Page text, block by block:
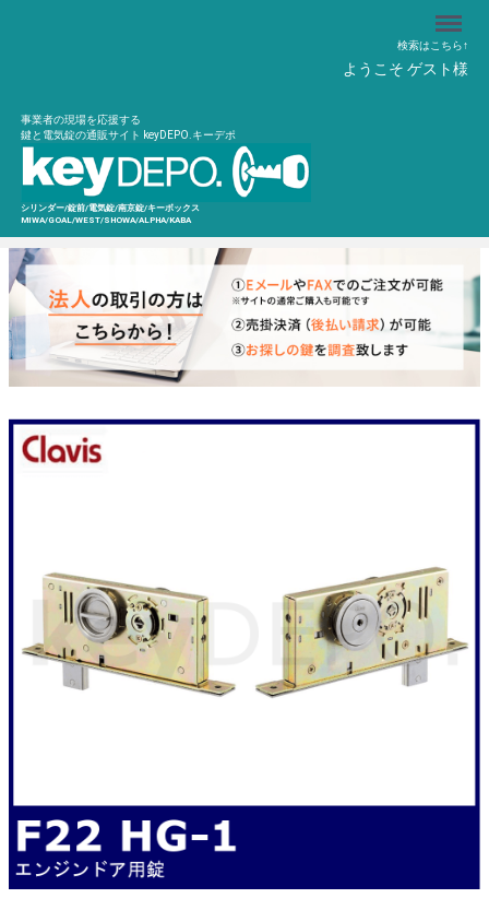
検索はこちら↑
ようこそ ゲスト様
事業者の現場を応援する
鍵と電気錠の通販サイト keyDEPO.キーデポ
シリンダー/錠前/電気錠/南京錠/キーボックス
MIWA/GOAL/WEST/SHOWA/ALPHA/KABA
Menu